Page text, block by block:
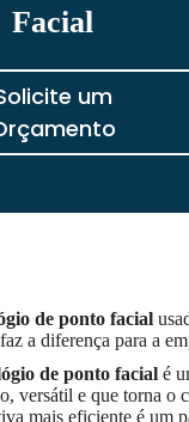
Facial
um
de ponto facial
faz a diferença para a
de ponto facial é
versátil e que torna o
mais eficiente é um